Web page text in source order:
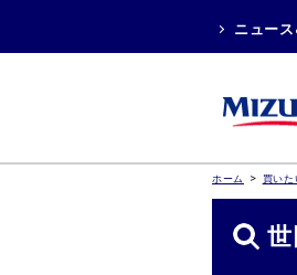
ニュー
ホーム > 買いた